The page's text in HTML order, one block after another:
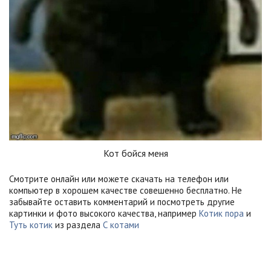
Кот бойся меня
Смотрите онлайн или можете скачать на телефон или
компьютер в хорошем качестве совешенно бесплатно. Не
забывайте оставить комментарий и посмотреть другие
картинки и фото высокого качества, например Котик пора и
Туть котик из раздела С котами